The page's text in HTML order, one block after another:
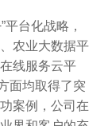
台化战略，
农业大数据平
线服务云平
面均取得了突
案例，公司在